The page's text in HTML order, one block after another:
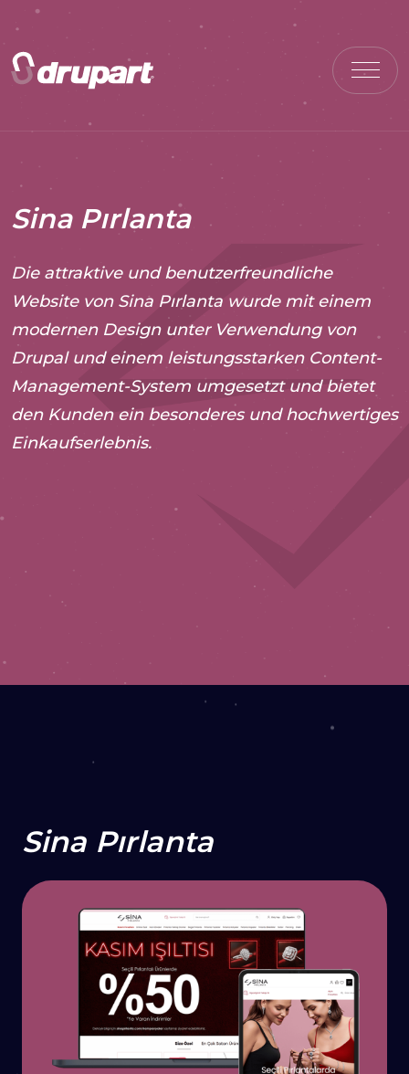
Sina Pırlanta
Die attraktive und benutzerfreundliche
Website von Sina Pırlanta wurde mit einem
modernen Design unter Verwendung von
Drupal und einem leistungsstarken Content-
Management-System umgesetzt und bietet
den Kunden ein besonderes und hochwertiges
Einkaufserlebnis.
Sina Pırlanta